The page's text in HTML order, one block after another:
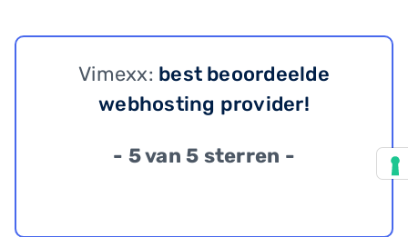
Vimexx: best beoordeelde
webhosting provider!
- 5 van 5 sterren -